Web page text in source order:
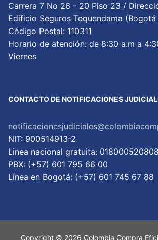
Carrera 7 No 26 - 20 Piso 23 /
Edificio Seguros Tequendama (Bogotá
Código Postal: 110311
Horario de atención: de 8:30 a.m a
Viernes
CONTACTO DE NOTIFICACIONES
NIT: 900514913-2
Linea nacional gratuita: 018000520808
PBX: (+57) 601 795 66 00
Lí­nea en Bogotá: (+57) 601 745 67 88
Copyright © 2026 Colombia Compra